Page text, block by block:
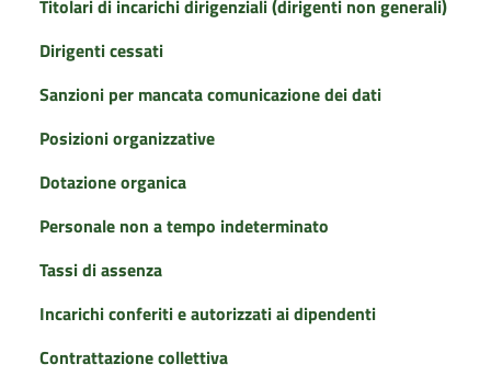
Titolari di incarichi dirigenziali (dirigenti non generali)
Dirigenti cessati
Sanzioni per mancata comunicazione dei dati
Posizioni organizzative
Dotazione organica
Personale non a tempo indeterminato
Tassi di assenza
Incarichi conferiti e autorizzati ai dipendenti
Contrattazione collettiva